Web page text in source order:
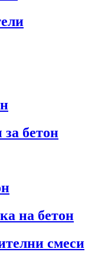
бетон
на бетон
смеси